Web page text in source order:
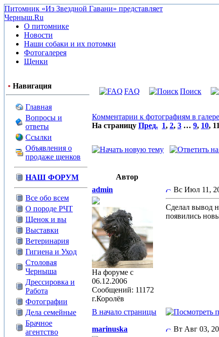
Питомник «Из Звездной Гавани» представляет
Черныш.Ru
О питомнике
Новости
Наши собаки и их потомки
Фотогалерея
Щенки
• Навигация
Главная
Вопросы и
ответы
Ссылки
Объявления о
продаже щенков
НАШ ФОРУМ
Все обо всем
О породе РЧТ
Щенок и вы
Выставки
Ветеринария
Гигиена и Уход
Столовая
Черныша
Дрессировка и
Работа
Фотографии
Дела семейные
Брачное
агентство
FAQ Поиск
Комментарии к фотографиям в
На страницу Пред. 1, 2, 3 … 9, 10,
Автор
admin
На форуме с
06.12.2006
Сообщений: 11172
г.Королёв
Вс Июл 11,
Сделал вывод
появились
В начало страницы
marinuska Вт Авг 03,